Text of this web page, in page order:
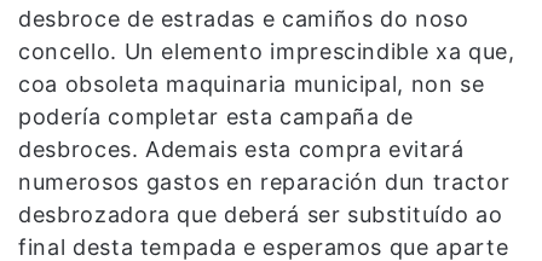
desbroce de estradas e camiños do noso
concello. Un elemento imprescindible xa que,
coa obsoleta maquinaria municipal, non se
podería completar esta campaña de
desbroces. Ademais esta compra evitará
numerosos gastos en reparación dun tractor
desbrozadora que deberá ser substituído ao
final desta tempada e esperamos que aparte